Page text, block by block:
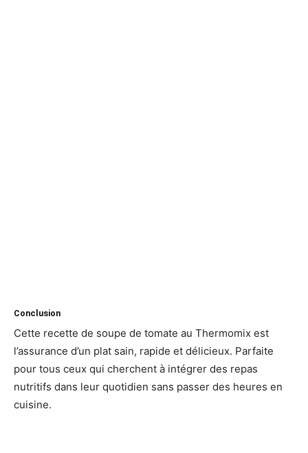
Conclusion
Cette recette de soupe de tomate au Thermomix est
l’assurance d’un plat sain, rapide et délicieux. Parfaite
pour tous ceux qui cherchent à intégrer des repas
nutritifs dans leur quotidien sans passer des heures en
cuisine.